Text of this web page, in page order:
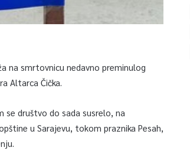
na smrtovnicu nedavno preminulog
Altarca Čička.
se društvo do sada susrelo, na
u Sarajevu, tokom praznika Pesah,